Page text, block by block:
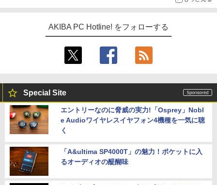
AKIBA PC Hotline! をフォローする
Special Site
エントリーなのに脅威の実力!「Osprey」Nobl
e Audioワイヤレスイヤフォン4機種を一気に聴
く
「A&ultima SP4000T」の魅力！ポケットに入
るオーディオの醍醐味